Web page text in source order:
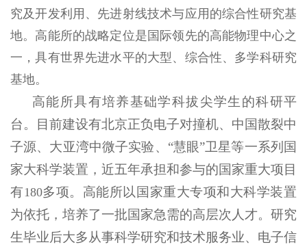
究及开发利用、先进射线技术与应用的综合性研究基
地。高能所的战略定位是国际领先的高能物理中心之
一，具有世界先进水平的大型、综合性、多学科研究
基地。
高能所具有培养基础学科拔尖学生的科研平
台。目前建设有北京正负电子对撞机、中国散裂中
子源、大亚湾中微子实验、“慧眼”卫星等一系列国
家大科学装置，近五年承担和参与的国家重大项目
有180多项。高能所以国家重大专项和大科学装置
为依托，培养了一批国家急需的高层次人才。研究
生毕业后大多从事科学研究和技术服务业、电子信